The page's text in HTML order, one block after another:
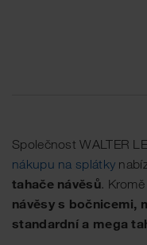
Společnost WALTER
nákupu na splátky
tahače návěsů.
návěsy s bočnicemi,
standardní a mega